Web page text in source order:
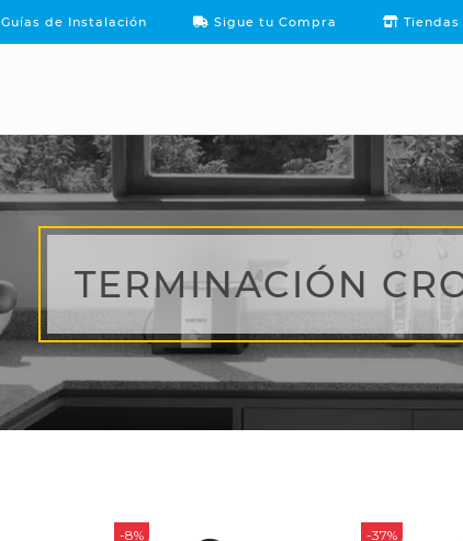
Guías de Instalación Sigue tu Compra Tiendas
TERMINACIÓN
-8%
-37%